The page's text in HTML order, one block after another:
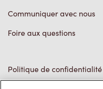
Communiquer avec nous
Foire aux questions
Politique de confidentialité